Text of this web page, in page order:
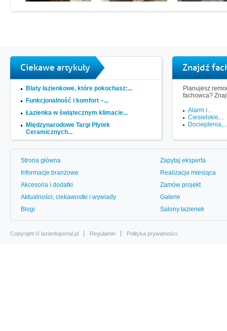
Ciekawe artykuły
Blaty łazienkowe, które pokochasz:...
Funkcjonalność i komfort –...
Łazienka w świątecznym klimacie...
Międzynarodowe Targi Płytek
Ceramicznych...
Znajdź
Planujesz
fachowca?
Alarm i...
Ciesielskie,...
Docieplenia,...
Strona główna
Informacje branżowe
Akcesoria i dodatki
Aktualności, ciekawostki i wywiady
Blogi
Zapytaj eksperta
Realizacja miesiąca
Zamów projekt
Galerie
Salony łazienek
Copyright © lazienkiportal.pl Regulamin Polityka prywatności